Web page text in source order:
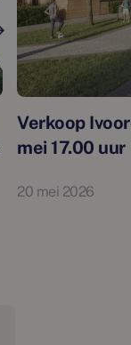
Verkoop
mei 17.00 uur
20 mei 2026